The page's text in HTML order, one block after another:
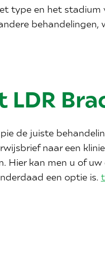
type en het
LDR
de juiste
naar een
Hier kan men u of
een optie is.